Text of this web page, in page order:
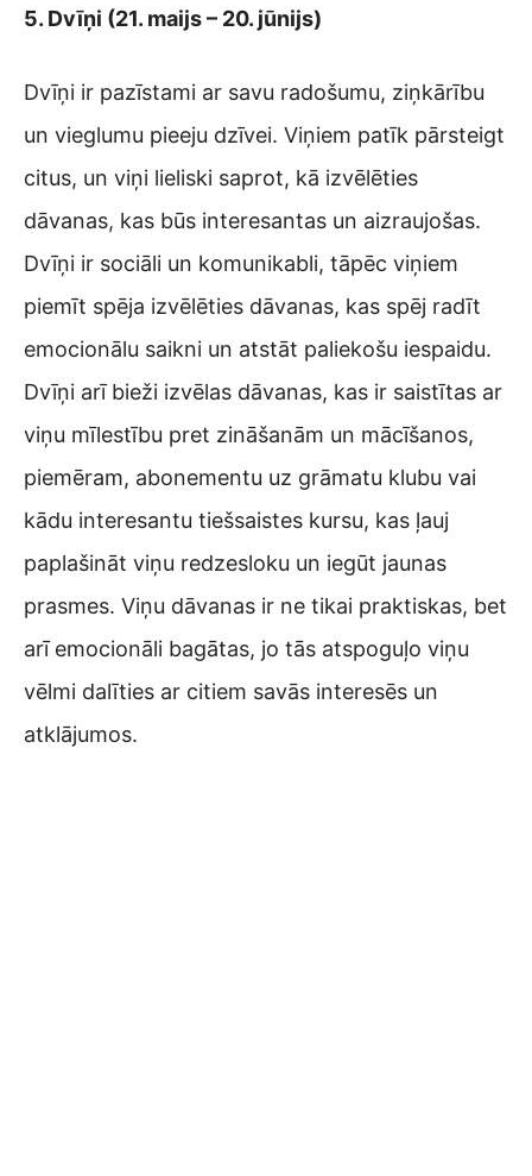
5. Dvīņi (21. maijs – 20. jūnijs)
Dvīņi ir pazīstami ar savu radošumu, ziņkārību
un vieglumu pieeju dzīvei. Viņiem patīk pārsteigt
citus, un viņi lieliski saprot, kā izvēlēties
dāvanas, kas būs interesantas un aizraujošas.
Dvīņi ir sociāli un komunikabli, tāpēc viņiem
piemīt spēja izvēlēties dāvanas, kas spēj radīt
emocionālu saikni un atstāt paliekošu iespaidu.
Dvīņi arī bieži izvēlas dāvanas, kas ir saistītas ar
viņu mīlestību pret zināšanām un mācīšanos,
piemēram, abonementu uz grāmatu klubu vai
kādu interesantu tiešsaistes kursu, kas ļauj
paplašināt viņu redzesloku un iegūt jaunas
prasmes. Viņu dāvanas ir ne tikai praktiskas, bet
arī emocionāli bagātas, jo tās atspoguļo viņu
vēlmi dalīties ar citiem savās interesēs un
atklājumos.